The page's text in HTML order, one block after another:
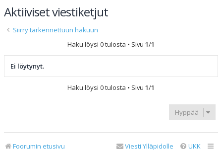
Aktiiviset viestiketjut
Siirry tarkennettuun hakuun
Haku löysi 0 tulosta • Sivu 1/1
Ei löytynyt.
Haku löysi 0 tulosta • Sivu 1/1
Hyppää
Foorumin etusivu UKK
Viesti Ylläpidolle